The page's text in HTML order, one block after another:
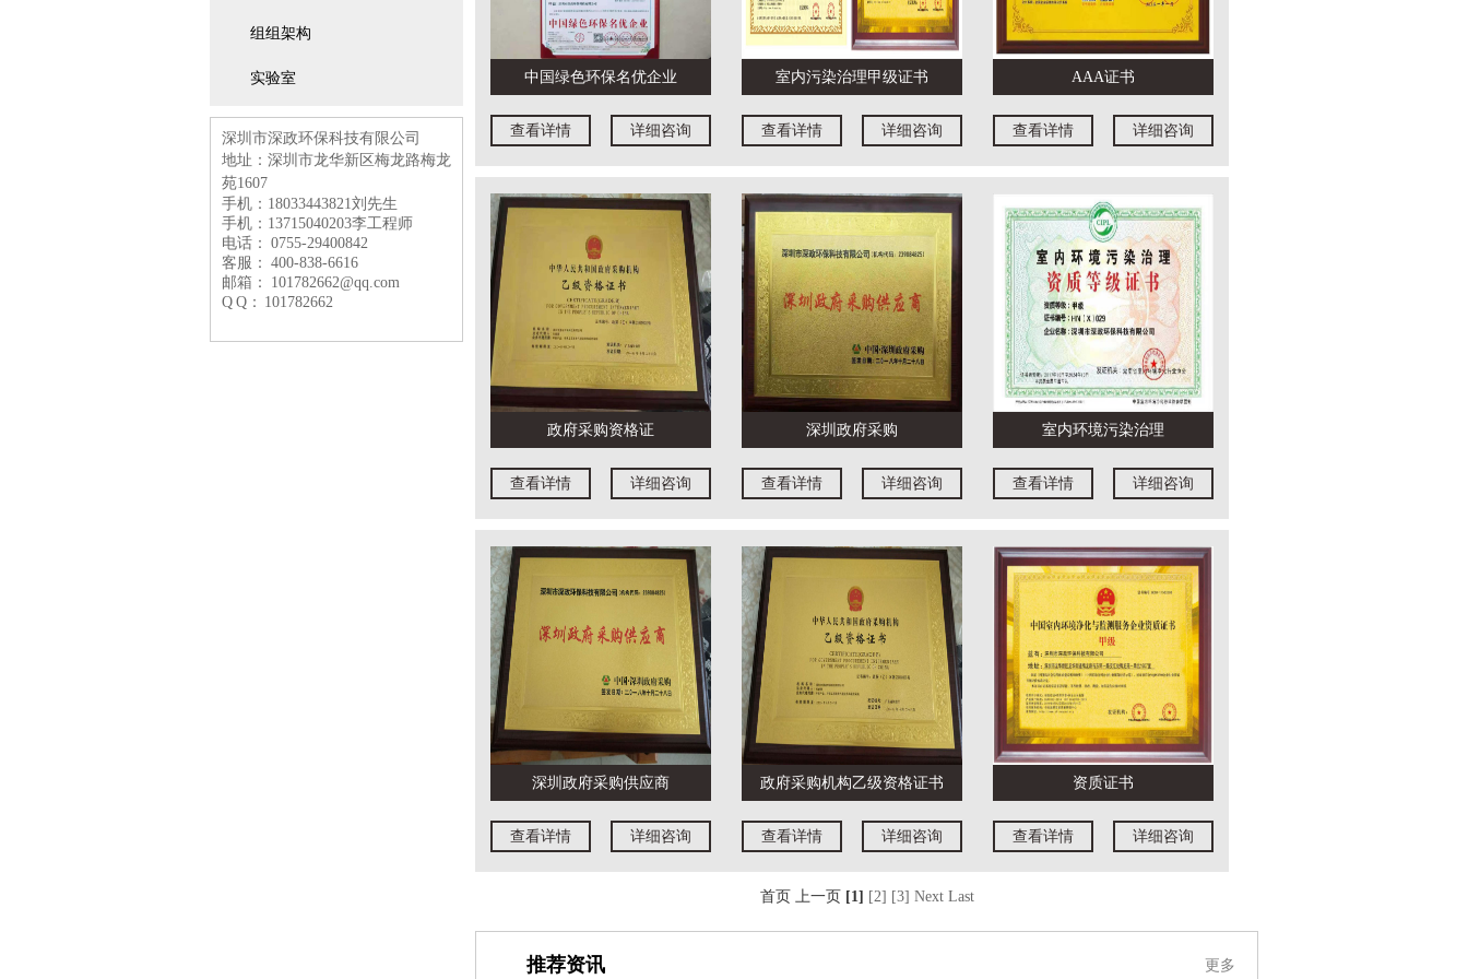
中国绿色环保名优企业
查看详情 详细咨询
室内污染治理甲级证书
查看详情 详细咨询
AAA证书
查看详情 详细咨询
政府采购资格证
查看详情 详细咨询
深圳政府采购
查看详情 详细咨询
室内环境污染治理
查看详情 详细咨询
深圳政府采购供应商
查看详情 详细咨询
政府采购机构乙级资格证书
查看详情 详细咨询
资质证书
查看详情 详细咨询
首页 上一页 [1] [2] [3] Next Last
推荐资讯 更多
组组架构
实验室
深圳市深政环保科技有限公司
地址：深圳市龙华新区梅龙路梅龙
苑1607
手机：18033443821刘先生
手机：13715040203李工程师
电话： 0755-29400842
客服： 400-838-6616
邮箱： 101782662@qq.com
Q Q： 101782662